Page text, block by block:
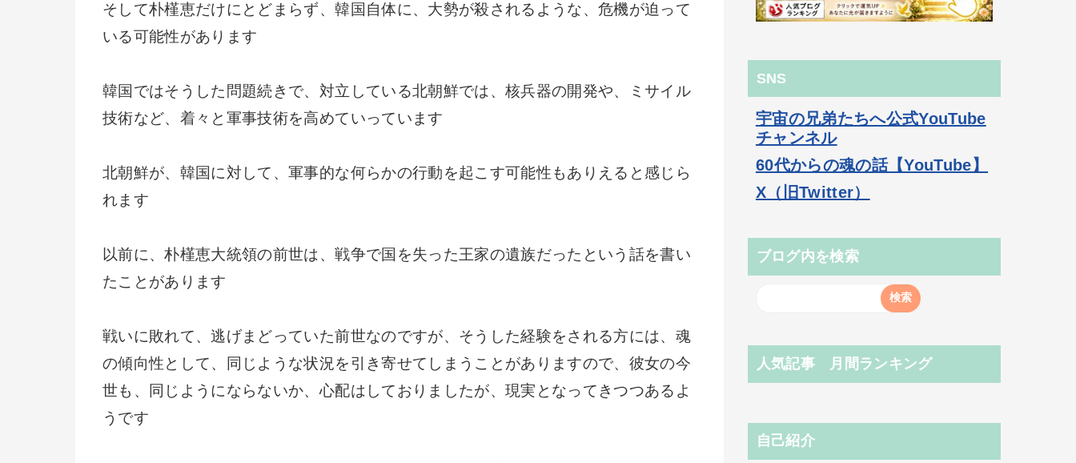
そして朴槿恵だけにとどまらず、韓国自体に、大勢が殺されるような、危機が迫って
いる可能性があります
韓国ではそうした問題続きで、対立している北朝鮮では、核兵器の開発や、ミサイル
技術など、着々と軍事技術を高めていっています
北朝鮮が、韓国に対して、軍事的な何らかの行動を起こす可能性もありえると感じら
れます
以前に、朴槿恵大統領の前世は、戦争で国を失った王家の遺族だったという話を書い
たことがあります
戦いに敗れて、逃げまどっていた前世なのですが、そうした経験をされる方には、魂
の傾向性として、同じような状況を引き寄せてしまうことがありますので、彼女の今
世も、同じようにならないか、心配はしておりましたが、現実となってきつつあるよ
うです
SNS
宇宙の兄弟たちへ公式YouTube
チャンネル
60代からの魂の話【YouTube】
X（旧Twitter）
ブログ内を検索
人気記事 月間ランキング
自己紹介